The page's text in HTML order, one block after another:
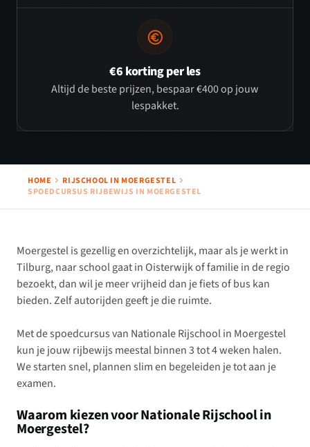
€6 korting per les
Altijd de beste prijzen, bespaar €400 op jouw
lespakket.
HOME
RIJSCHOOL IN MOERGESTEL
SPOEDCURSUS RIJBEWIJS IN MOERGESTEL
Moergestel is gezellig en overzichtelijk, maar als je werkt in
Tilburg, naar school gaat in Oisterwijk of familie in de regio
bezoekt, dan wil je meer vrijheid dan je fiets of bus kan
bieden. Zelf autorijden geeft je die ruimte.
Met de spoedcursus van Nationale Rijschool in Moergestel
kun je jouw rijbewijs meestal binnen 3 tot 4 weken halen.
We starten snel, plannen slim en begeleiden je tot aan je
examen.
Waarom kiezen voor Nationale Rijschool in
Moergestel?